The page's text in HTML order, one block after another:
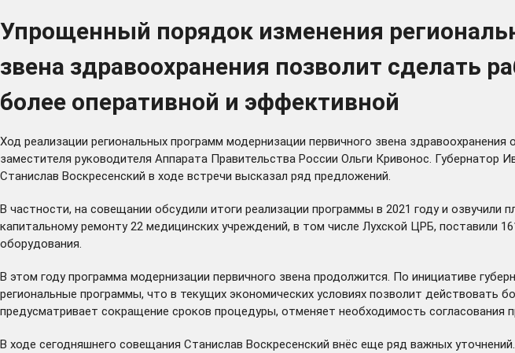
Упрощенный порядок изменения
звена здравоохранения позволит
более оперативной и эффективной
Ход реализации региональных программ модернизации первичного звена
заместителя руководителя Аппарата Правительства России Ольги Кривонос.
Станислав Воскресенский в ходе встречи высказал ряд предложений.
В частности, на совещании обсудили итоги реализации программы в 2021 году и
капитальному ремонту 22 медицинских учреждений, в том числе Лухской ЦРБ, поставили
оборудования.
В этом году программа модернизации первичного звена продолжится. По инициативе
региональные программы, что в текущих экономических условиях позволит действовать
предусматривает сокращение сроков процедуры, отменяет необходимость
В ходе сегодняшнего совещания Станислав Воскресенский внёс еще ряд важных